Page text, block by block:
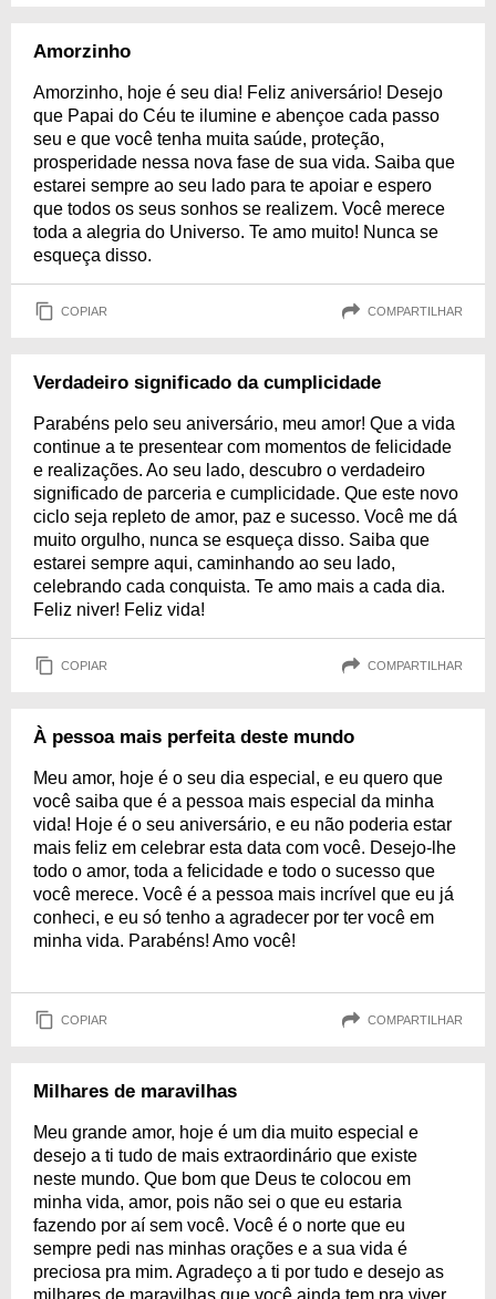
Amorzinho
Amorzinho, hoje é seu dia! Feliz aniversário! Desejo
que Papai do Céu te ilumine e abençoe cada passo
seu e que você tenha muita saúde, proteção,
prosperidade nessa nova fase de sua vida. Saiba que
estarei sempre ao seu lado para te apoiar e espero
que todos os seus sonhos se realizem. Você merece
toda a alegria do Universo. Te amo muito! Nunca se
esqueça disso.
COPIAR COMPARTILHAR
Verdadeiro significado da cumplicidade
Parabéns pelo seu aniversário, meu amor! Que a vida
continue a te presentear com momentos de felicidade
e realizações. Ao seu lado, descubro o verdadeiro
significado de parceria e cumplicidade. Que este novo
ciclo seja repleto de amor, paz e sucesso. Você me dá
muito orgulho, nunca se esqueça disso. Saiba que
estarei sempre aqui, caminhando ao seu lado,
celebrando cada conquista. Te amo mais a cada dia.
Feliz niver! Feliz vida!
COPIAR COMPARTILHAR
À pessoa mais perfeita deste mundo
Meu amor, hoje é o seu dia especial, e eu quero que
você saiba que é a pessoa mais especial da minha
vida! Hoje é o seu aniversário, e eu não poderia estar
mais feliz em celebrar esta data com você. Desejo-lhe
todo o amor, toda a felicidade e todo o sucesso que
você merece. Você é a pessoa mais incrível que eu já
conheci, e eu só tenho a agradecer por ter você em
minha vida. Parabéns! Amo você!
COPIAR COMPARTILHAR
Milhares de maravilhas
Meu grande amor, hoje é um dia muito especial e
desejo a ti tudo de mais extraordinário que existe
neste mundo. Que bom que Deus te colocou em
minha vida, amor, pois não sei o que eu estaria
fazendo por aí sem você. Você é o norte que eu
sempre pedi nas minhas orações e a sua vida é
preciosa pra mim. Agradeço a ti por tudo e desejo as
milhares de maravilhas que você ainda tem pra viver.